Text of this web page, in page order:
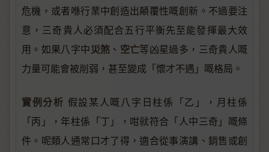
危機，或者喺行業中創造出顛覆性嘅創新。不過要注
意，三奇貴人必須配合五行平衡先至能發揮最大效
用。如果八字中災煞 、 空亡等凶星過多，三奇貴人嘅
力量可能會被削弱，甚至變成「懷才不遇」嘅格局。
實例分析 假設某人嘅八字日柱係「乙」，月柱係
「丙」，年柱係「丁」，咁就符合「人中三奇」嘅條
件。呢類人通常口才了得，適合從事演講、銷售或創